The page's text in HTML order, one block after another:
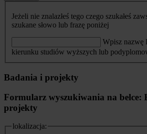
Jeżeli nie znalazłeś tego czego szukałeś
szukane słowo lub frazę poniżej
Wpisz nazwę
kierunku studiów wyższych lub
Badania i projekty
Formularz wyszukiwania na belce:
projekty
lokalizacja: